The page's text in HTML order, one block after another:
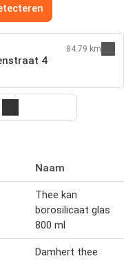
4
84.79 km
Naam
Thee kan
borosilicaat glas
800 ml
Damhert thee